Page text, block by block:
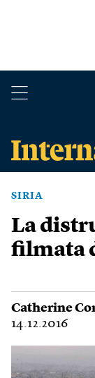
SIRIA
La
filmata
Catherine
14.12.2016